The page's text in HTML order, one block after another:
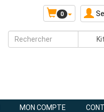
0
MON COMPTE